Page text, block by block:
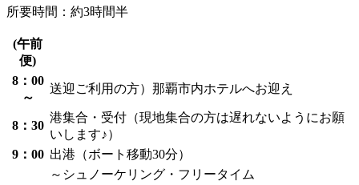
所要時間：約3時間半
(午前
便)
8：00
～
送迎ご利用の方）那覇市内ホテルへお迎え
8：30
港集合・受付（現地集合の方は遅れないようにお願
いします♪）
9：00 出港（ボート移動30分）
～シュノーケリング・フリータイム